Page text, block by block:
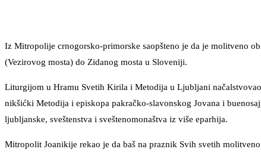
Iz Mitropolije crnogorsko-primorske saopšteno je da je molitveno
(Vezirovog mosta) do Zidanog mosta u Sloveniji.
Liturgijom u Hramu Svetih Kirila i Metodija u Ljubljani
nikšićki Metodija i episkopa pakračko-slavonskog Jovana i
ljubljanske, sveštenstva i sveštenomonaštva iz više eparhija.
Mitropolit Joanikije rekao je da baš na praznik Svih svetih